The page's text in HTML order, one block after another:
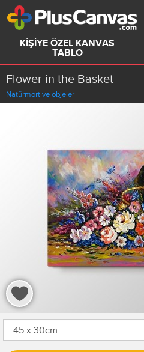
KIŞIYE ÖZEL KANVAS
TABLO
Flower in the Basket
Natürmort ve objeler